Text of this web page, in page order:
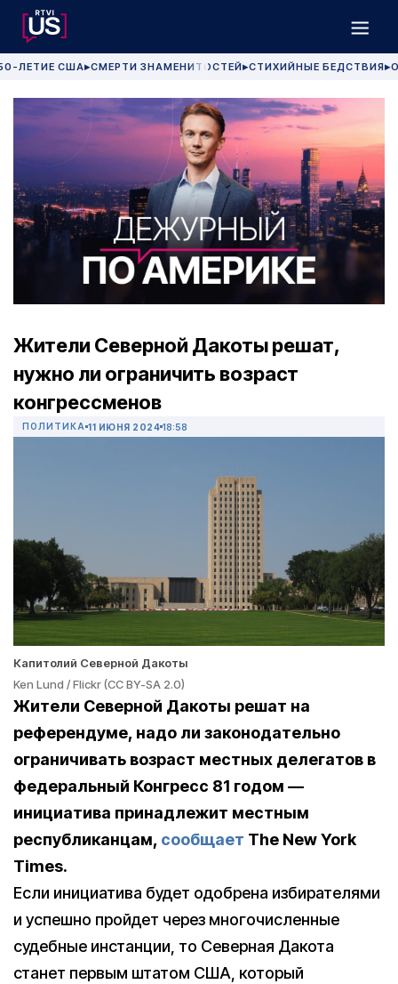
ЛЕТИЕ США▶СМЕРТИ ЗНАМЕНИТОСТЕЙ▶СТИХИЙНЫЕ БЕДСТВИЯ▶
Жители Северной Дакоты решат,
нужно ли ограничить возраст
конгрессменов
ПОЛИТИКА 11 ИЮНЯ 2024 18:58
Капитолий Северной Дакоты
Ken Lund / Flickr (CC BY-SA 2.0)
Жители Северной Дакоты решат на
референдуме, надо ли законодательно
ограничивать возраст местных делегатов в
федеральный Конгресс 81 годом —
инициатива принадлежит местным
республиканцам, сообщает The New York
Times.
Если инициатива будет одобрена избирателями
и успешно пройдет через многочисленные
судебные инстанции, то Северная Дакота
станет первым штатом США, который